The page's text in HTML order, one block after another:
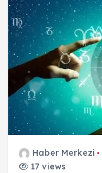
Haber Merkezi
17 views